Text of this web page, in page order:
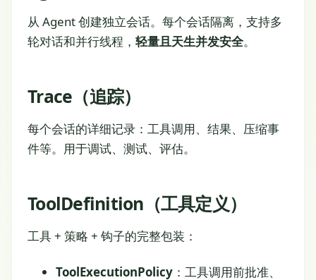
从 Agent 创建独立会话。每个会话隔离，支持多
轮对话和并行线程， 轻量且天生并发安全。
Trace（追踪）
每个会话的详细记录：工具调用、结果、压缩事
件等。用于调试、测试、评估。
ToolDefinition（工具定义）
工具 + 策略 + 钩子的完整包装：
ToolExecutionPolicy ：工具调用前批准、